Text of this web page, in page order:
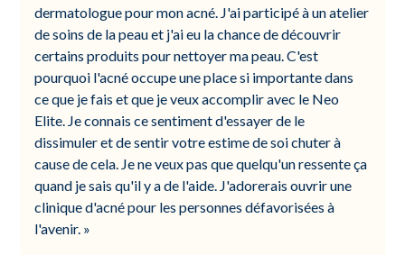
dermatologue pour mon acné. J'ai participé à un atelier
de soins de la peau et j'ai eu la chance de découvrir
certains produits pour nettoyer ma peau. C'est
pourquoi l'acné occupe une place si importante dans
ce que je fais et que je veux accomplir avec le Neo
Elite. Je connais ce sentiment d'essayer de le
dissimuler et de sentir votre estime de soi chuter à
cause de cela. Je ne veux pas que quelqu'un ressente ça
quand je sais qu'il y a de l'aide. J'adorerais ouvrir une
clinique d'acné pour les personnes défavorisées à
l'avenir. »